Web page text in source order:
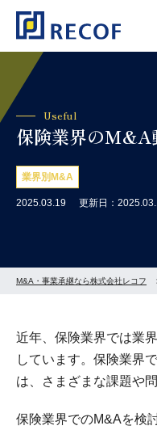
Useful
保険業界のM&A
業界別M&A
2025.03.19 更新日：
M&A・事業承継なら株式会社レコフ
近年、保険業界では業
しています。保険業界
は、さまざまな課題や
保険業界でのM&Aを検